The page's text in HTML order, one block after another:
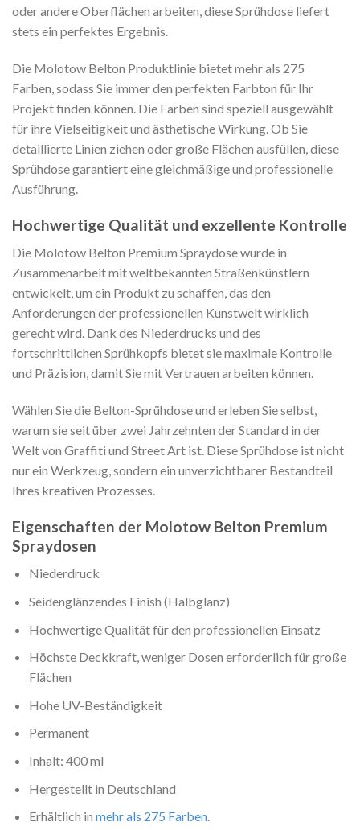
oder andere Oberflächen arbeiten, diese Sprühdose liefert
stets ein perfektes Ergebnis.
Die Molotow Belton Produktlinie bietet mehr als 275
Farben, sodass Sie immer den perfekten Farbton für Ihr
Projekt finden können. Die Farben sind speziell ausgewählt
für ihre Vielseitigkeit und ästhetische Wirkung. Ob Sie
detaillierte Linien ziehen oder große Flächen ausfüllen, diese
Sprühdose garantiert eine gleichmäßige und professionelle
Ausführung.
Hochwertige Qualität und exzellente Kontrolle
Die Molotow Belton Premium Spraydose wurde in
Zusammenarbeit mit weltbekannten Straßenkünstlern
entwickelt, um ein Produkt zu schaffen, das den
Anforderungen der professionellen Kunstwelt wirklich
gerecht wird. Dank des Niederdrucks und des
fortschrittlichen Sprühkopfs bietet sie maximale Kontrolle
und Präzision, damit Sie mit Vertrauen arbeiten können.
Wählen Sie die Belton-Sprühdose und erleben Sie selbst,
warum sie seit über zwei Jahrzehnten der Standard in der
Welt von Graffiti und Street Art ist. Diese Sprühdose ist nicht
nur ein Werkzeug, sondern ein unverzichtbarer Bestandteil
Ihres kreativen Prozesses.
Eigenschaften der Molotow Belton Premium
Spraydosen
Niederdruck
Seidenglänzendes Finish (Halbglanz)
Hochwertige Qualität für den professionellen Einsatz
Höchste Deckkraft, weniger Dosen erforderlich für große
Flächen
Hohe UV-Beständigkeit
Permanent
Inhalt: 400 ml
Hergestellt in Deutschland
Erhältlich in mehr als 275 Farben.